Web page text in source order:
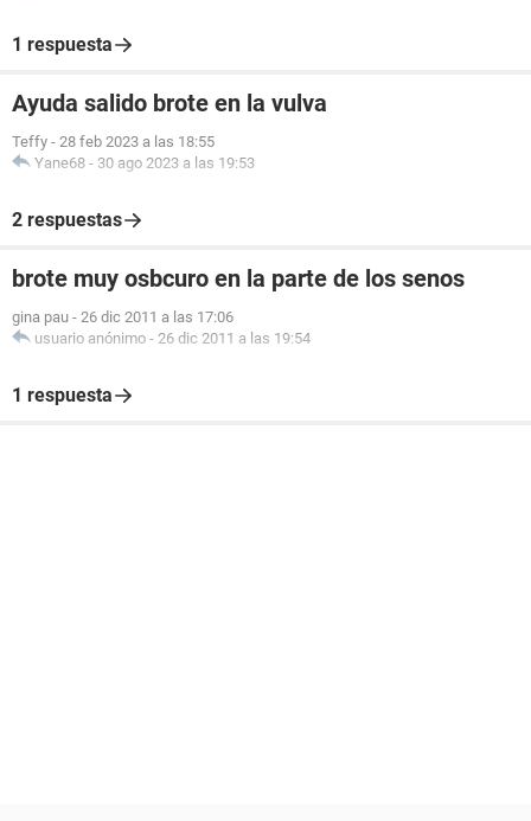
1 respuesta
Ayuda salido brote en la vulva
Teffy - 28 feb 2023 a las 18:55
Yane68 - 30 ago 2023 a las 19:53
2 respuestas
brote muy osbcuro en la parte de los senos
gina pau - 26 dic 2011 a las 17:06
usuario anónimo - 26 dic 2011 a las 19:54
1 respuesta